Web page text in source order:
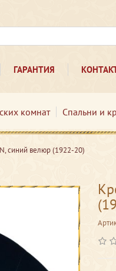
ГАРАНТИЯ
комнат Спальни и
синий велюр (1922-20)